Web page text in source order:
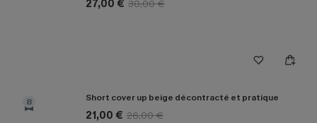
27,00 € 30,00 €
8 Short cover up beige décontracté et pratique
21,00 € 26,00 €